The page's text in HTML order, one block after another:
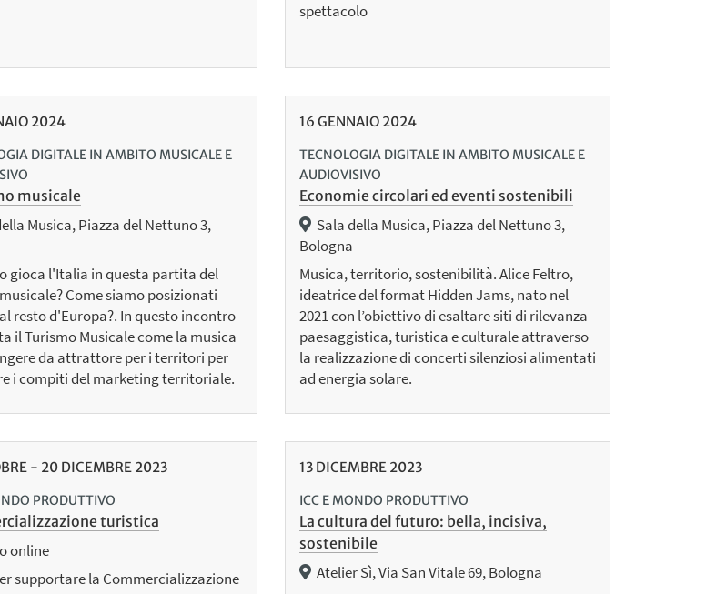
spettacolo
2024
DIGITALE IN AMBITO MUSICALE E
musicale
Musica, Piazza del Nettuno 3,
gioca l'Italia in questa partita del
Come siamo posizionati
resto d'Europa?. In questo incontro
il Turismo Musicale come la musica
da attrattore per i territori per
i compiti del marketing territoriale.
16 GENNAIO 2024
TECNOLOGIA DIGITALE IN AMBITO MUSICALE E
AUDIOVISIVO
Economie circolari ed eventi sostenibili
Sala della Musica, Piazza del Nettuno 3,
Bologna
Musica, territorio, sostenibilità. Alice Feltro,
ideatrice del format Hidden Jams, nato nel
2021 con l’obiettivo di esaltare siti di rilevanza
paesaggistica, turistica e culturale attraverso
la realizzazione di concerti silenziosi alimentati
ad energia solare.
- 20DICEMBRE 2023
PRODUTTIVO
turistica
online
supportare la Commercializzazione
13 DICEMBRE 2023
ICC E MONDO PRODUTTIVO
La cultura del futuro: bella, incisiva,
sostenibile
Atelier Sì, Via San Vitale 69, Bologna